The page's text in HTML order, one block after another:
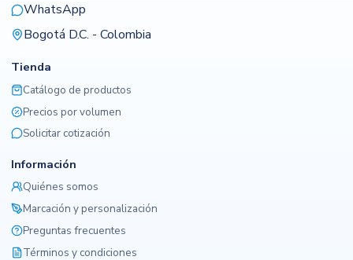
WhatsApp
Bogotá D.C. - Colombia
Tienda
Catálogo de productos
Precios por volumen
Solicitar cotización
Información
Quiénes somos
Marcación y personalización
Preguntas frecuentes
Términos y condiciones